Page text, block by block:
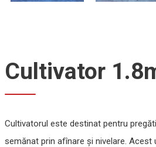
Cultivator
Cultivatorul este destinat pentru
semănat prin afînare și nivelare.